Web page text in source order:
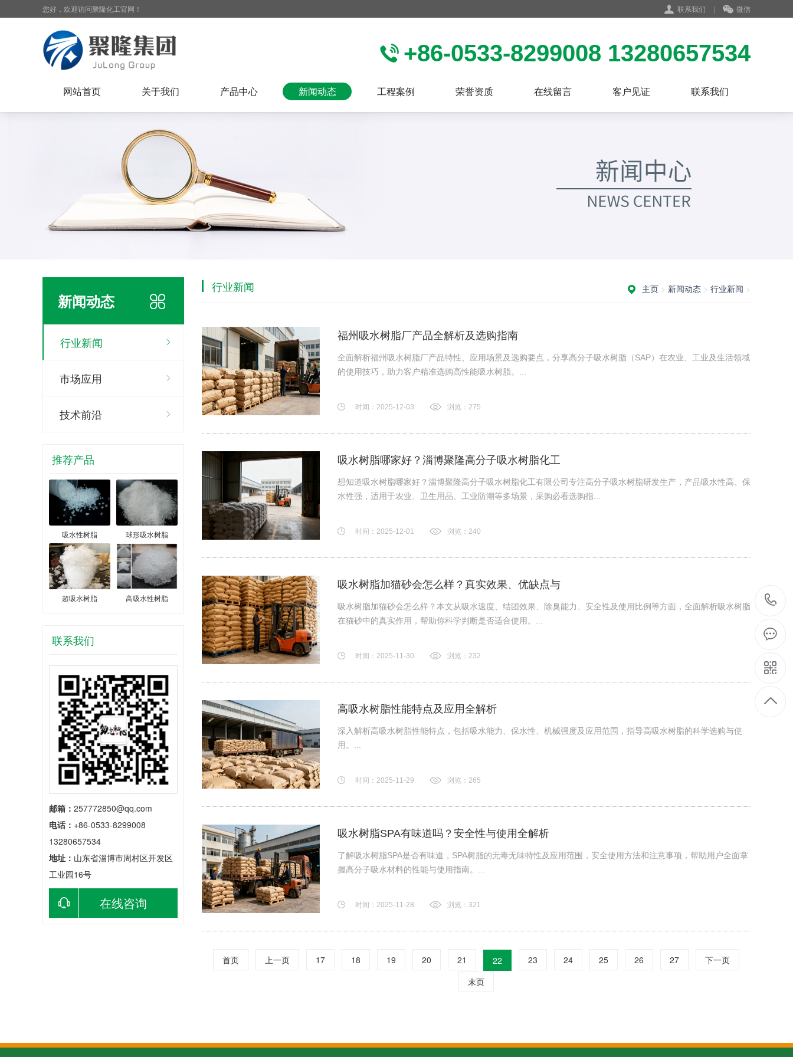
联系我们 | 微信
您好，欢迎访问聚隆化工官网！
+86-0533-8299008 13280657534
网站首页 关于我们 产品中心 新闻动态 工程案例 荣誉资质 在线留言 客户见证 联系我们
新闻动态
行业新闻
市场应用
技术前沿
推荐产品
吸水性树脂 球形吸水树脂
超吸水树脂 高吸水性树脂
联系我们
邮箱： 257772850@qq.com
电话： +86-0533-8299008
13280657534
地址： 山东省淄博市周村区开发区
工业园16号
在线咨询
主页 > 新闻动态 > 行业新闻 >
行业新闻
福州吸水树脂厂产品全解析及选购指南
全面解析福州吸水树脂厂产品特性、应用场景及选购要点，分享高分子吸水树脂（SAP）在农业、工业及生活领域
的使用技巧，助力客户精准选购高性能吸水树脂。...
时间：2025-12-03 浏览：275
吸水树脂哪家好？淄博聚隆高分子吸水树脂化工
想知道吸水树脂哪家好？淄博聚隆高分子吸水树脂化工有限公司专注高分子吸水树脂研发生产，产品吸水性高、保
水性强，适用于农业、卫生用品、工业防潮等多场景，采购必看选购指...
时间：2025-12-01 浏览：240
吸水树脂加猫砂会怎么样？真实效果、优缺点与
吸水树脂加猫砂会怎么样？本文从吸水速度、结团效果、除臭能力、安全性及使用比例等方面，全面解析吸水树脂
在猫砂中的真实作用，帮助你科学判断是否适合使用。...
时间：2025-11-30 浏览：232
高吸水树脂性能特点及应用全解析
深入解析高吸水树脂性能特点，包括吸水能力、保水性、机械强度及应用范围，指导高吸水树脂的科学选购与使
用。...
时间：2025-11-29 浏览：265
吸水树脂SPA有味道吗？安全性与使用全解析
了解吸水树脂SPA是否有味道，SPA树脂的无毒无味特性及应用范围，安全使用方法和注意事项，帮助用户全面掌
握高分子吸水材料的性能与使用指南。...
时间：2025-11-28 浏览：321
首页 上一页 17 18 19 20 21 22 23 24 25 26 27
下一页
末页